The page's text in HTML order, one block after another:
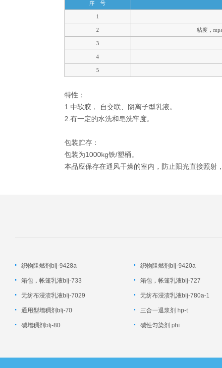
序 号
1
2 粘度，
3
4
5
特性：
1.中软胶， 自交联、阴离子型乳液。
2.有一定的水洗和皂洗牢度。
包装贮存：
包装为1000kg铁/塑桶。
本品应保存在通风干燥的室内，防止阳光直接照射
织物阻燃剂blj-9428a 织物阻燃剂blj-9420a
箱包，帐篷乳液blj-733 箱包，帐篷乳液blj-727
无纺布浸渍乳液blj-7029 无纺布浸渍乳液blj-780a-1
通用型增稠剂blj-70 三合一退浆剂 hp-t
碱增稠剂blj-80 碱性匀染剂 phi